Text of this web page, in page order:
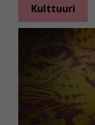
Kulttuuri